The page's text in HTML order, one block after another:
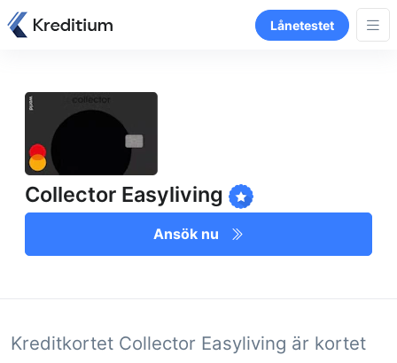
Lånetestet
Collector Easyliving
Ansök nu
Kreditkortet Collector Easyliving är kortet